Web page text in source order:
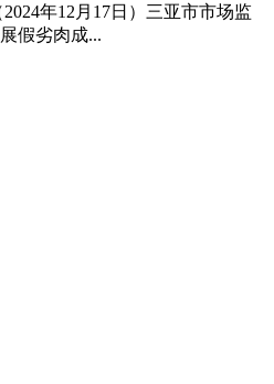
年12月17日）三亚市市场监
假劣肉成...